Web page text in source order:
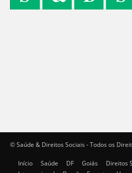
© Saúde & Direitos Sociais - Todos os
Início Saúde DF Goiás Direitos